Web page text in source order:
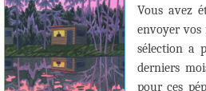
Vous avez
envoyer vos
sélection a
derniers
pour ces